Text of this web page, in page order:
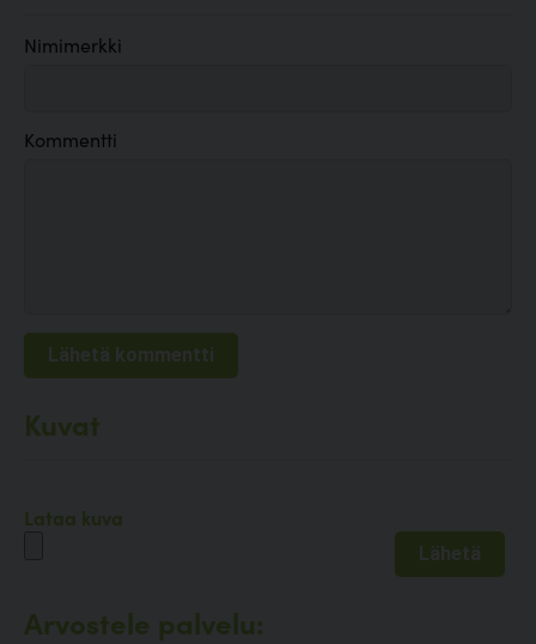
Nimimerkki
Kommentti
Kuvat
Lataa kuva
Arvostele palvelu: